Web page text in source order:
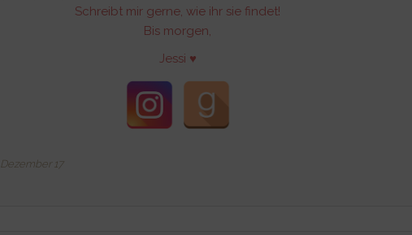
Schreibt mir gerne, wie ihr sie findet!
Bis morgen,
Jessi ♥
Dezember 17